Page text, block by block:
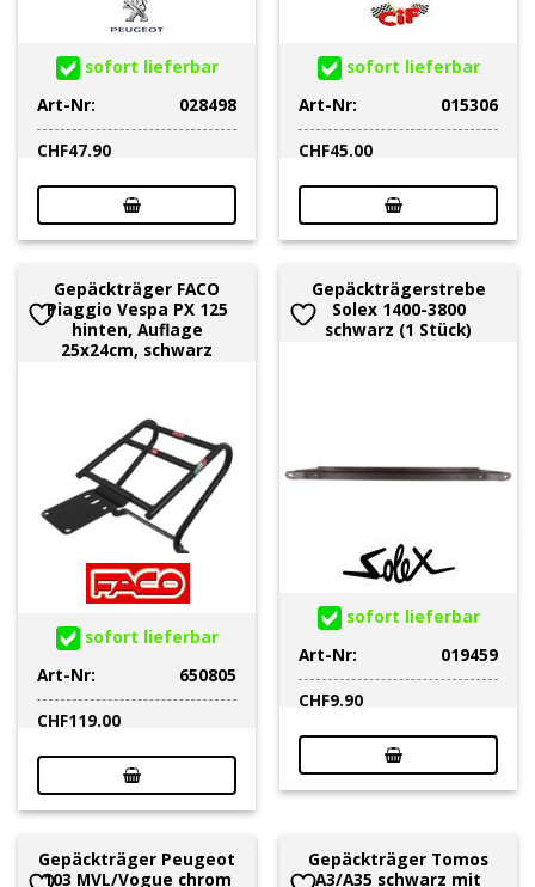
sofort lieferbar
Art-Nr:
028498
CHF47.90
sofort lieferbar
Art-Nr:
015306
CHF45.00
Gepäckträger FACO
Piaggio Vespa PX 125
hinten, Auflage
25x24cm, schwarz
sofort lieferbar
Art-Nr:
650805
CHF119.00
Gepäckträgerstrebe
Solex 1400-3800
schwarz (1 Stück)
sofort lieferbar
Art-Nr:
019459
CHF9.90
Gepäckträger Peugeot
103 MVL/Vogue chrom
Gepäckträger Tomos
A3/A35 schwarz mit